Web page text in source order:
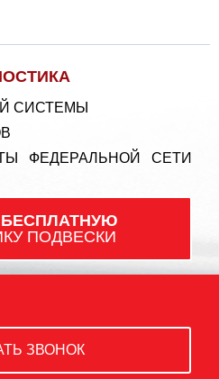
СИСТЕМЫ
ФЕДЕРАЛЬНОЙ СЕТИ
БЕСПЛАТНУЮ
ПОДВЕСКИ
ЗВОНОК